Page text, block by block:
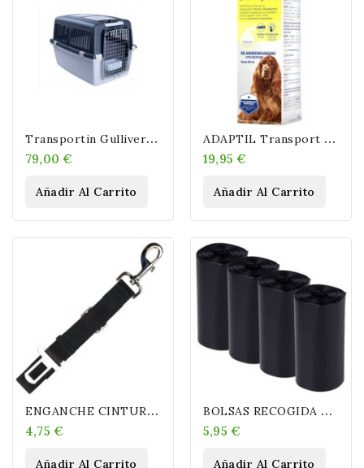
T
Ransportin Gulliver 5 IATA
79,00 €
Añadir Al Carrito
A
DAPTIL Transport Spray Antiestrés Para Perros.
19,95 €
Añadir Al Carrito
E
NGANCHE CINTURÓN DE SEGURIDAD
4,75 €
Añadir Al Carrito
B
OLSAS RECOGIDA EXCREMENTOS 20 ROLLOS 20 BOLSAS
5,95 €
Añadir Al Carrito